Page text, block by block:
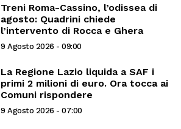
Treni Roma-Cassino, l’odissea di
agosto: Quadrini chiede
l’intervento di Rocca e Ghera
9 Agosto 2026 - 09:00
La Regione Lazio liquida a SAF i
primi 2 milioni di euro. Ora tocca ai
Comuni rispondere
9 Agosto 2026 - 07:00